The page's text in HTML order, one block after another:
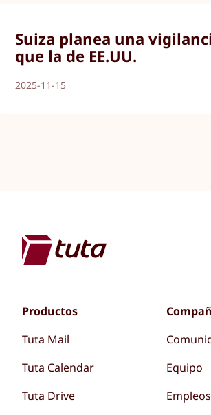
Suiza planea una
que la de EE.UU.
2025-11-15
Productos
Tuta Mail
Tuta Calendar
Tuta Drive
Equipo
Empleos